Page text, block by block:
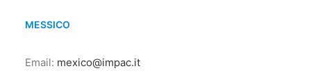
MESSICO
Email: mexico@impac.it